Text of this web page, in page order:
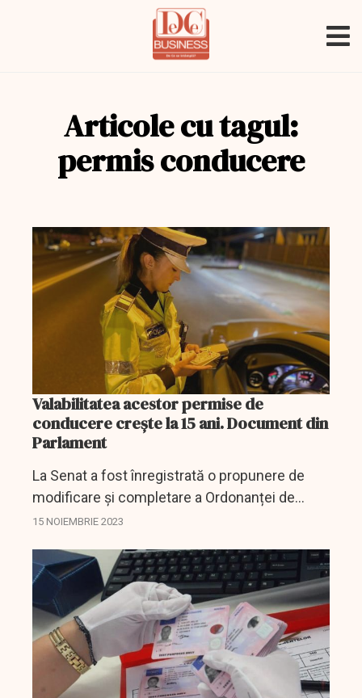
Articole cu tagul:
permis conducere
Valabilitatea acestor permise de
conducere crește la 15 ani. Document din
Parlament
La Senat a fost înregistrată o propunere de
modificare și completare a Ordonanței de
urgență a Guvernului privind circulația pe
15 NOIEMBRIE 2023